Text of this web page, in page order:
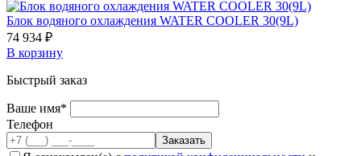
Блок водяного охлаждения WATER COOLER 30(9L)
74 934 ₽
В корзину
Быстрый заказ
Ваше имя*
Телефон